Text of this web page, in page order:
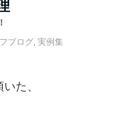
ブログ, 実例集
た、